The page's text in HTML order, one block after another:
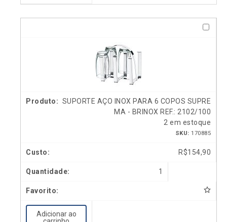
SUPORTE AÇO INOX PARA 6 COPOS SUPRE
MA - BRINOX REF.: 2102/100
2 em estoque
SKU: 170885
R$154,90
1
Adicionar ao